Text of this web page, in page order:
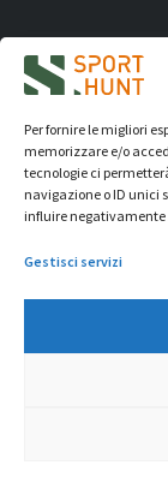
Per fornire le migliori
memorizzare e/o
tecnologie ci
navigazione o ID unici
influire
Gestisci servizi
iVision
331582